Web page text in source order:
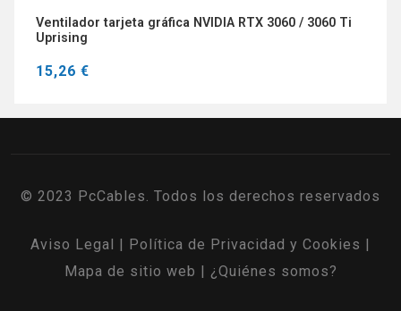
Ventilador tarjeta gráfica NVIDIA RTX 3060 / 3060 Ti
Uprising
15,26 €
© 2023 PcCables. Todos los derechos reservados
Aviso Legal | Política de Privacidad y Cookies |
Mapa de sitio web | ¿Quiénes somos?